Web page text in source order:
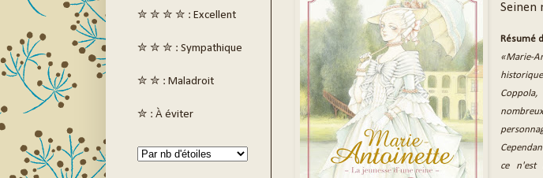
Seinen
Résumé
«Marie-
ce n'est
✮ ✮ ✮ ✮ : Excellent
✮ ✮ ✮ : Sympathique
✮ ✮ : Maladroit
✮ : À éviter